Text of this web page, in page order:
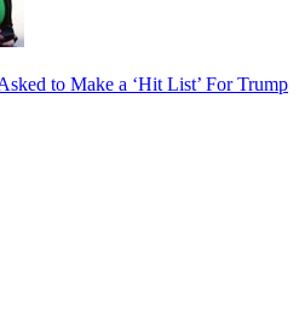
to Make a ‘Hit List’ For Trump